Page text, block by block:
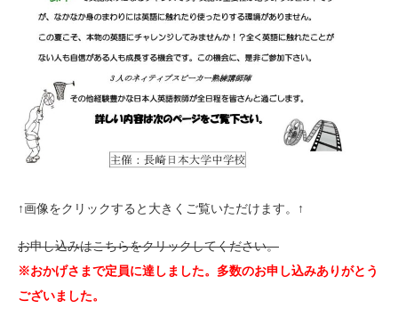
↑画像をクリックすると大きくご覧いただけます。↑
お申し込みはこちらをクリックしてください。
※おかげさまで定員に達しました。多数のお申し込みありがとう
ございました。